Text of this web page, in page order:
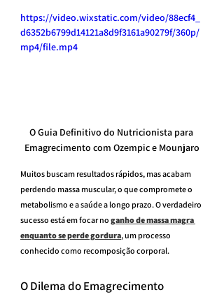
https://video.wixstatic.com/video/88ecf4_
d6352b6799d14121a8d9f3161a90279f/360p/
mp4/file.mp4
O Guia Definitivo do Nutricionista para
Emagrecimento com Ozempic e Mounjaro
Muitos buscam resultados rápidos, mas acabam
perdendo massa muscular, o que compromete o
metabolismo e a saúde a longo prazo. O verdadeiro
sucesso está em focar no ganho de massa magra
enquanto se perde gordura, um processo
conhecido como recomposição corporal.
O Dilema do Emagrecimento